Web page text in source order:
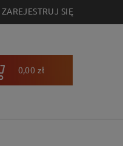
ZAREJESTRUJ SIĘ
0,00 zł